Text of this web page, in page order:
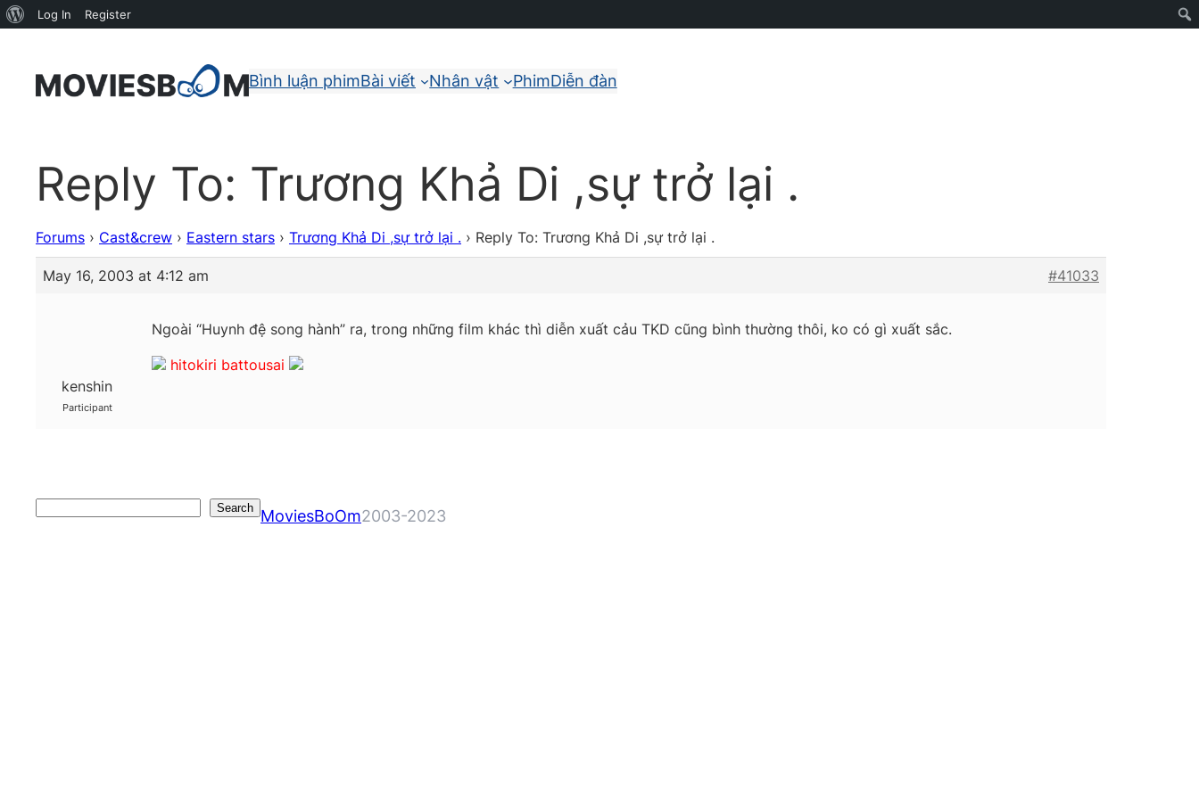
Bình luận phimBài viết Nhân vật PhimDiễn đàn
Reply To: Trương Khả Di ,sự trở lại .
Forums › Cast&crew › Eastern stars › Trương Khả Di ,sự trở lại . › Reply To: Trương Khả Di ,sự trở lại .
May 16, 2003 at 4:12 am #41033
kenshin
Participant
Ngoài “Huynh đệ song hành” ra, trong những film khác thì diễn xuất cảu TKD cũng bình thường thôi, ko có gì xuất sắc.
hitokiri battousai
Search MoviesBoOm2003-2023
About
Log In Register